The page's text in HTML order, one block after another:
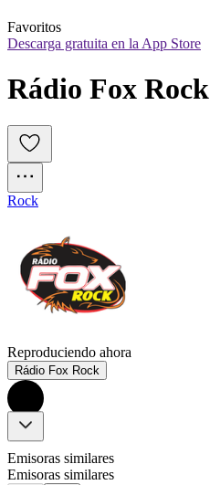
Favoritos
Descarga gratuita en la App Store
Rádio Fox Rock
Rock
Reproduciendo ahora
Rádio Fox Rock
Emisoras similares
Emisoras similares